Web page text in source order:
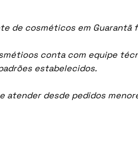
de cosméticos em Guarantã
conta com equipe
estabelecidos.
atender desde pedidos